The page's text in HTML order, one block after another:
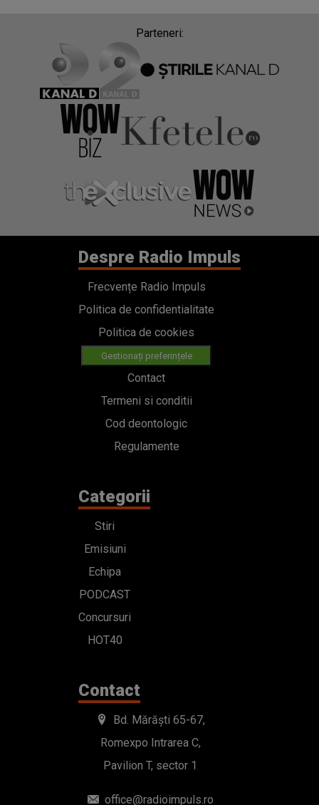
Parteneri:
Despre Radio Impuls
Frecvențe Radio Impuls
Politica de confidentialitate
Politica de cookies
Gestionați preferințele
Contact
Termeni si conditii
Cod deontologic
Regulamente
Categorii
Stiri
Emisiuni
Echipa
PODCAST
Concursuri
HOT40
Contact
Bd. Mărăști 65-67,
Romexpo Intrarea C,
Pavilion T, sector 1
office@radioimpuls.ro